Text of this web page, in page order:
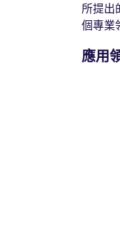
所提出
個專業
應用